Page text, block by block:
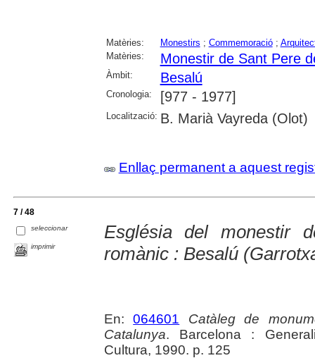
Matèries: Monestirs ; Commemoració;
Matèries:
Monestir de Sant Pere
Àmbit: Besalú
Cronologia: [977 - 1977]
Localització: B. Marià Vayreda (Olot)
Enllaç permanent a aquest
7 / 48
seleccionar
imprimir
Església del monestir
romànic : Besalú
En:064601
Catàleg de
Catalunya. Barcelona :
Cultura, 1990. p. 125